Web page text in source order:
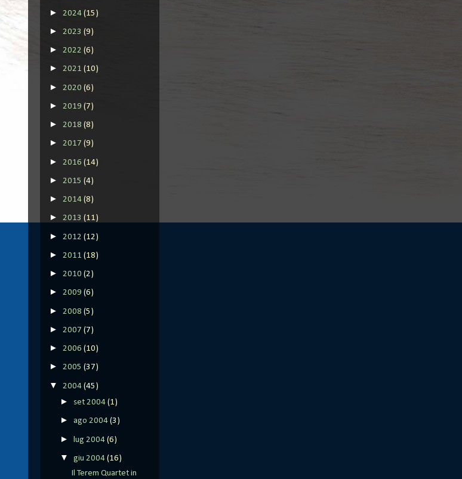
► 2024 (15)
► 2023 (9)
► 2022 (6)
► 2021 (10)
► 2020 (6)
► 2019 (7)
► 2018 (8)
► 2017 (9)
► 2016 (14)
► 2015 (4)
► 2014 (8)
► 2013 (11)
► 2012 (12)
► 2011 (18)
► 2010 (2)
► 2009 (6)
► 2008 (5)
► 2007 (7)
► 2006 (10)
► 2005 (37)
▼ 2004 (45)
► set 2004 (1)
► ago 2004 (3)
► lug 2004 (6)
▼ giu 2004 (16)
Il Terem Quartet in